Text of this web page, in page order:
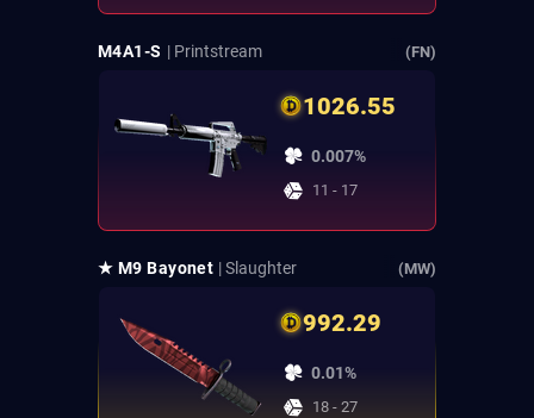
M4A1-S | Printstream (FN)
1026.55
0.007%
11 - 17
★ M9 Bayonet | Slaughter (MW)
992.29
0.01%
18 - 27